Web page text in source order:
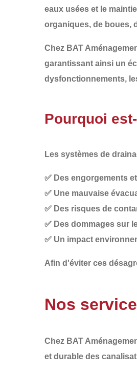
eaux usées et le
organiques, de boues,
Chez BAT
garantissant ainsi un
dysfonctionnements,
Pourquoi
Les systèmes de
✅ Des engorgements
✅ Une mauvaise
✅ Des risques de
✅ Des dommages sur
✅ Un impact
Afin d'éviter ces
Nos
Chez BAT
et durable des